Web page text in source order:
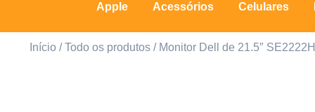
Apple Acessórios Celulares
Início /Todo os produtos / Monitor Dell de 21.5″ SE2222H